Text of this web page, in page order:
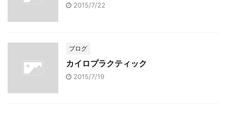
2015/7/22
ブログ
カイロプラクティック
2015/7/19